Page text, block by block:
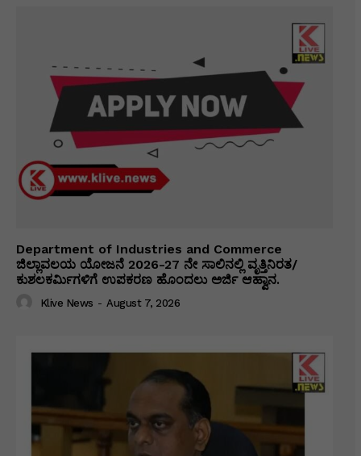
Department of Industries and Commerce
ಜಿಲ್ಲಾವಲಯ ಯೋಜನೆ 2026-27 ನೇ ಸಾಲಿನಲ್ಲಿ ವೃತ್ತಿನಿರತ/
ಕುಶಲಕರ್ಮಿಗಳಿಗೆ ಉಪಕರಣ ಹೊಂದಲು ಅರ್ಜಿ ಆಹ್ವಾನ.
Klive News - August 7, 2026